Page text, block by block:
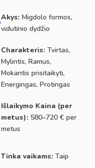
Akys: Migdolo formos,
vidutinio dydžio
Charakteris: Tvirtas,
Mylintis, Ramus,
Mokantis prisitaikyti,
Energingas, Protingas
Išlaikymo Kaina (per
metus): 580–720 € per
metus
Tinka vaikams: Taip